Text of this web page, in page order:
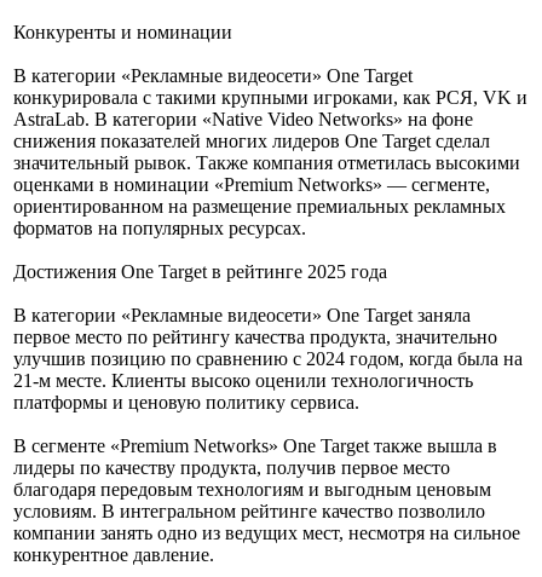
Конкуренты и номинации
В категории «Рекламные видеосети» One Target
конкурировала с такими крупными игроками, как РСЯ, VK и
AstraLab. В категории «Native Video Networks» на фоне
снижения показателей многих лидеров One Target сделал
значительный рывок. Также компания отметилась высокими
оценками в номинации «Premium Networks» — сегменте,
ориентированном на размещение премиальных рекламных
форматов на популярных ресурсах.
Достижения One Target в рейтинге 2025 года
В категории «Рекламные видеосети» One Target заняла
первое место по рейтингу качества продукта, значительно
улучшив позицию по сравнению с 2024 годом, когда была на
21-м месте. Клиенты высоко оценили технологичность
платформы и ценовую политику сервиса.
В сегменте «Premium Networks» One Target также вышла в
лидеры по качеству продукта, получив первое место
благодаря передовым технологиям и выгодным ценовым
условиям. В интегральном рейтинге качество позволило
компании занять одно из ведущих мест, несмотря на сильное
конкурентное давление.